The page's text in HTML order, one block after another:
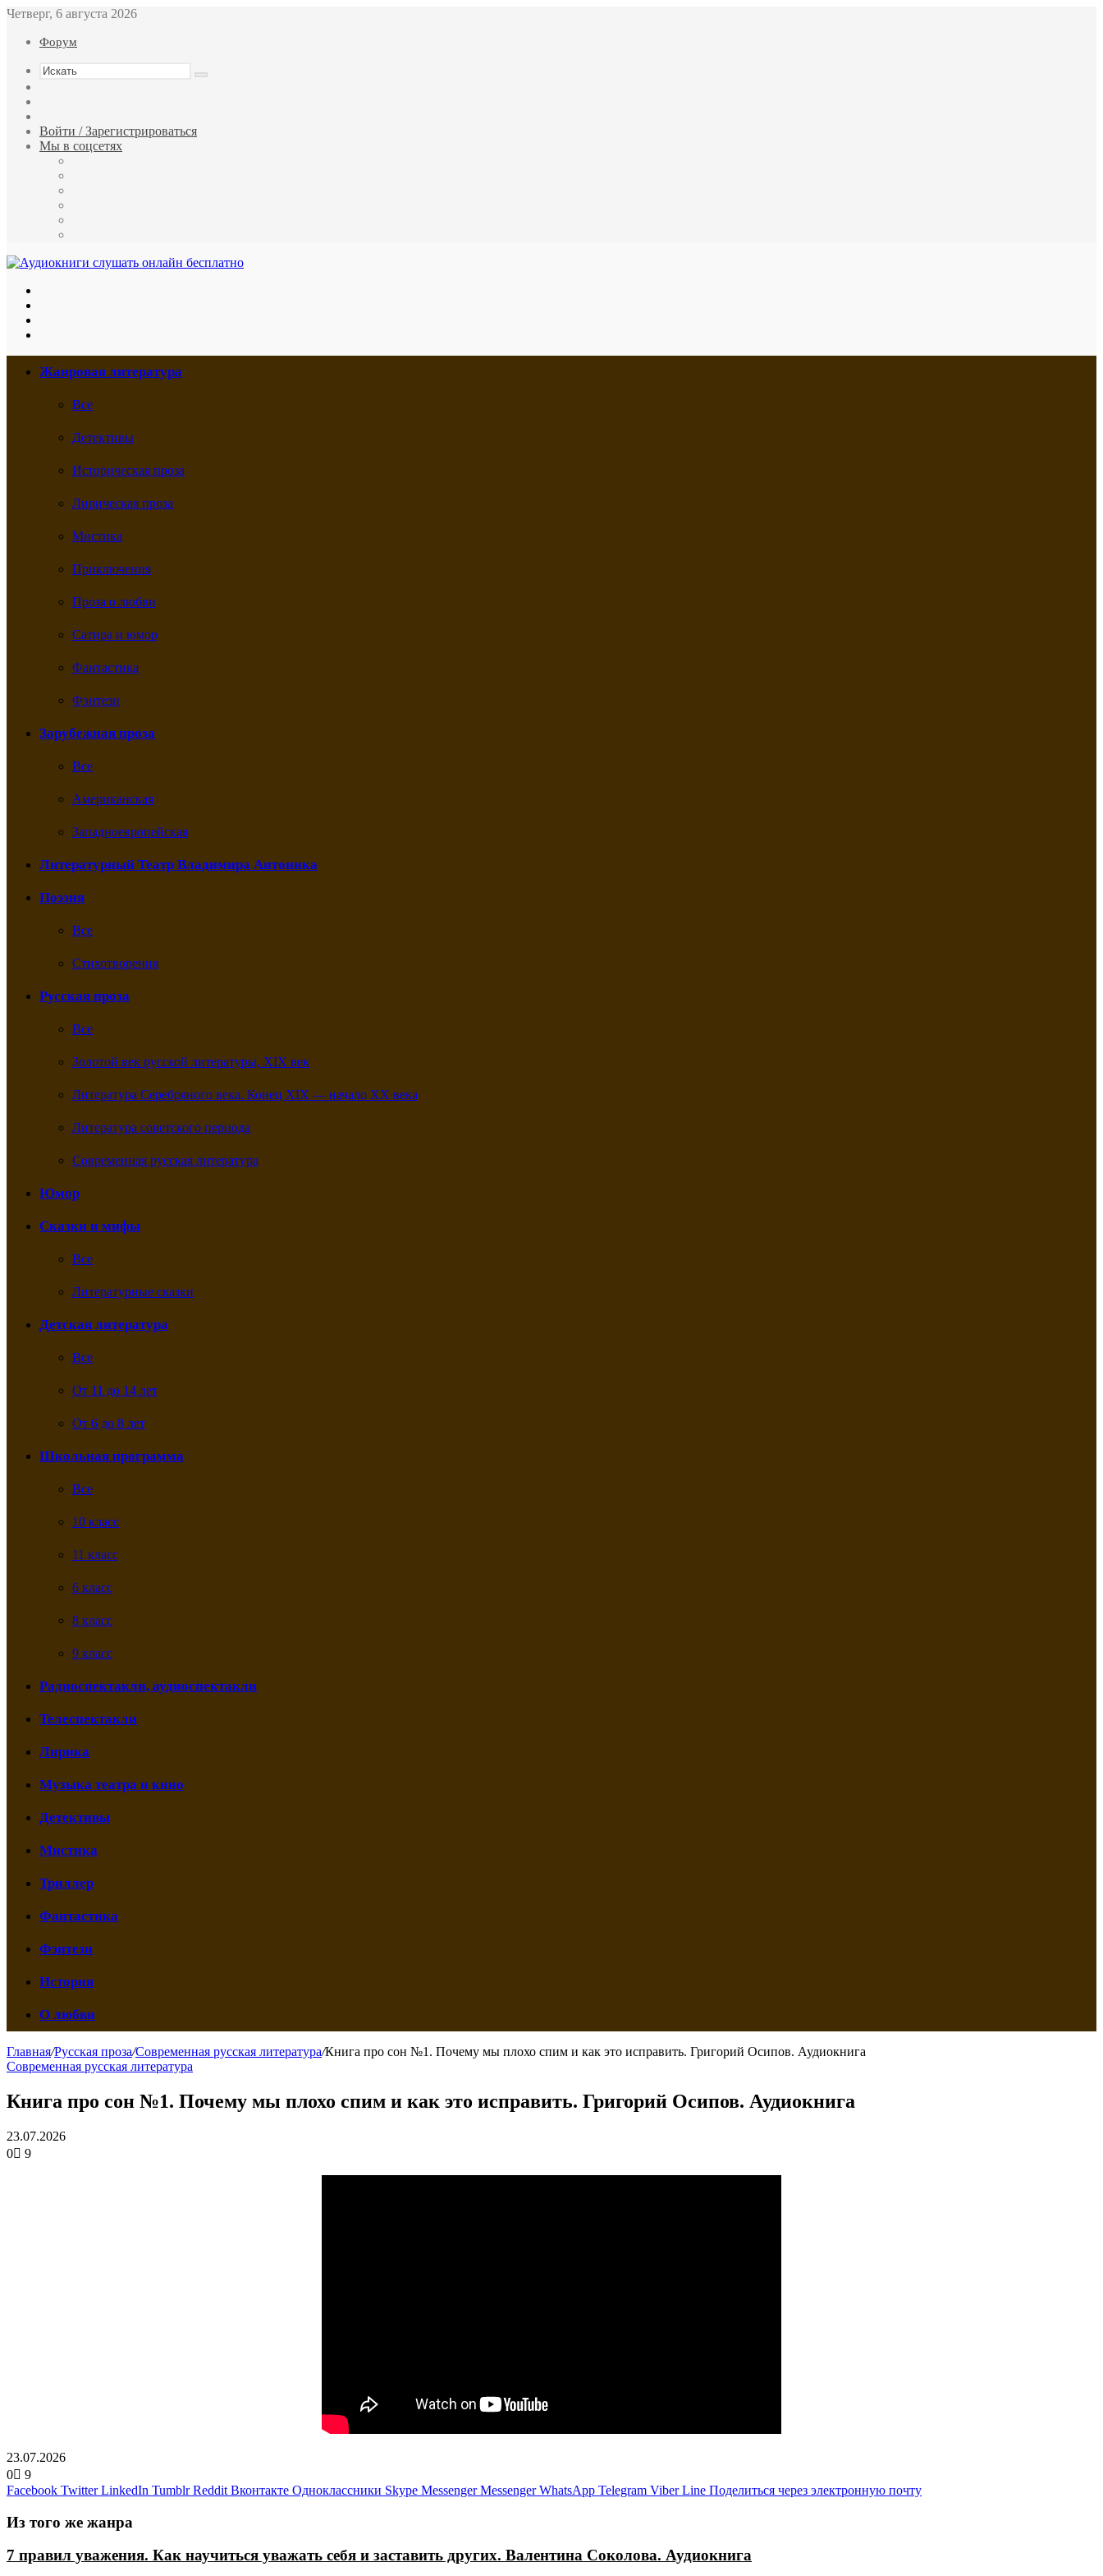
Четверг, 6 августа 2026
Форум
Искать
статья
Войти / Зарегистрироваться
Мы в соцсетях
Жанровая литература
Все
Детективы
Историческая проза
Лирическая проза
Мистика
Приключения
Проза о любви
Сатира и юмор
Фантастика
Фэнтези
Зарубежная проза
Все
Американская
Западноевропейская
Литературный Театр Владимира Антоника
Поэзия
Все
Стихотворения
Русская проза
Все
Золотой век русской литературы, XIX век
Литература Серебряного века. Конец XIX — начало XX века
Литература советского периода
Современная русская литература
Юмор
Сказки и мифы
Все
Литературные сказки
Детская литература
Все
От 11 до 14 лет
От 6 до 8 лет
Школьная программа
Все
10 класс
11 класс
6 класс
8 класс
9 класс
Радиоспектакли, аудиоспектакли
Телеспектакли
Лирика
Музыка театра и кино
Детективы
Мистика
Триллер
Фантастика
Фэнтези
История
О любви
Главная/Русская проза/Современная русская литература/Книга про сон №1. Почему мы плохо спим и как это исправить. Григорий Осипов. Аудиокнига
Современная русская литература
Книга про сон №1. Почему мы плохо спим и как это исправить. Григорий Осипов. Аудиокнига
23.07.2026
0
9
23.07.2026
0
9
Facebook Twitter LinkedIn Tumblr Reddit Вконтакте Одноклассники Skype Messenger Messenger WhatsApp Telegram Viber Line Поделиться через электронную почту
Из того же жанра
7 правил уважения. Как научиться уважать себя и заставить других. Валентина Соколова. Аудиокнига